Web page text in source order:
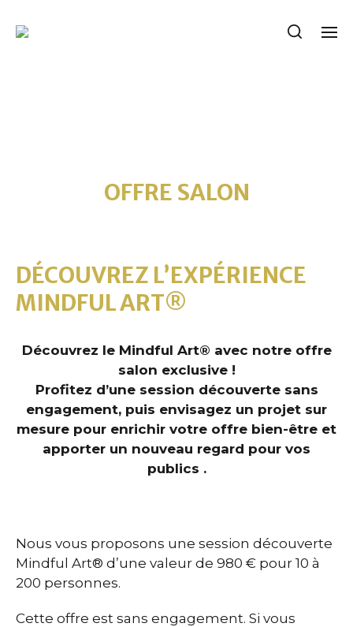
OFFRE SALON
DÉCOUVREZ L’EXPÉRIENCE
MINDFUL ART®
Découvrez le Mindful Art® avec notre offre
salon exclusive !
Profitez d’une session découverte sans
engagement, puis envisagez un projet sur
mesure pour enrichir votre offre bien-être et
apporter un nouveau regard pour vos
publics .
Nous vous proposons une session découverte
Mindful Art® d’une valeur de 980 € pour 10 à
200 personnes.
Cette offre est sans engagement. Si vous